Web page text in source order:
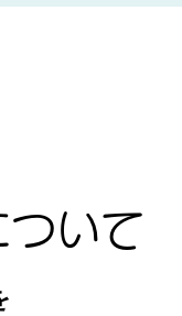
ついて